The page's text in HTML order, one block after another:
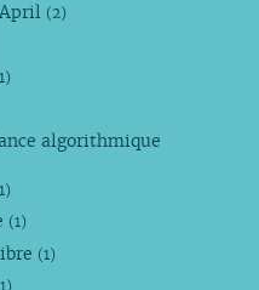
(2)
algorithmique
(1)
(1)